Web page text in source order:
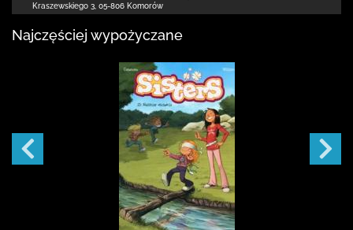
Kraszewskiego 3 05-806 Komorów
Najczęściej wypożyczane